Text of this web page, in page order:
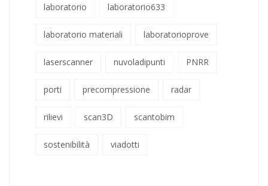
laboratorio laboratorio633
laboratorio materiali laboratorioprove
laserscanner nuvoladipunti PNRR
porti precompressione radar
rilievi scan3D scantobim
sostenibilità viadotti